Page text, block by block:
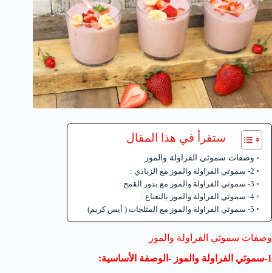
ستقرأ في هذا المقال
وصفات سموثي الفراولة والموز
2- سموثي الفراولة والموز مع الزبادي :
3- سموثي الفراولة والموز مع بذور القمح :
4- سموثي الفراولة والموز بالنعناع :
5- سموثي الفراولة والموز مع المثلجات ( أيس كريم)
وصفات سموثي الفراولة والموز
1-سموثي الفراولة والموز -الوصفة الأساسية: